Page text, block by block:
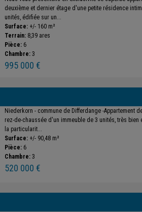
deuxième et dernier étage d'une petite résidence
unités, édifiée sur un...
Surface: +/- 160 m²
Terrain: 8,39 ares
Pièce: 6
Chambre: 3
995 000 €
Niederkorn - commune de Differdange -Appartement
rez-de-chaussée d'un immeuble de 3 unités, très bien
la particularit...
Surface: +/- 90,48 m²
Pièce: 6
Chambre: 3
520 000 €